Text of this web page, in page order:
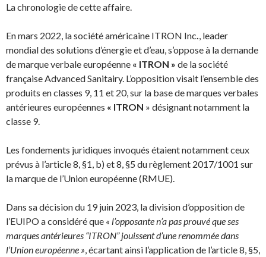
La chronologie de cette affaire.
En mars 2022, la société américaine ITRON Inc., leader
mondial des solutions d’énergie et d’eau, s’oppose à la demande
de marque verbale européenne « ITRON » de la société
française Advanced Sanitairy. L’opposition visait l’ensemble des
produits en classes 9, 11 et 20, sur la base de marques verbales
antérieures européennes « ITRON » désignant notamment la
classe 9.
Les fondements juridiques invoqués étaient notamment ceux
prévus à l’article 8, §1, b) et 8, §5 du règlement 2017/1001 sur
la marque de l’Union européenne (RMUE).
Dans sa décision du 19 juin 2023, la division d’opposition de
l’EUIPO a considéré que « l’opposante n’a pas prouvé que ses
marques antérieures “ITRON” jouissent d’une renommée dans
l’Union européenne », écartant ainsi l’application de l’article 8, §5,